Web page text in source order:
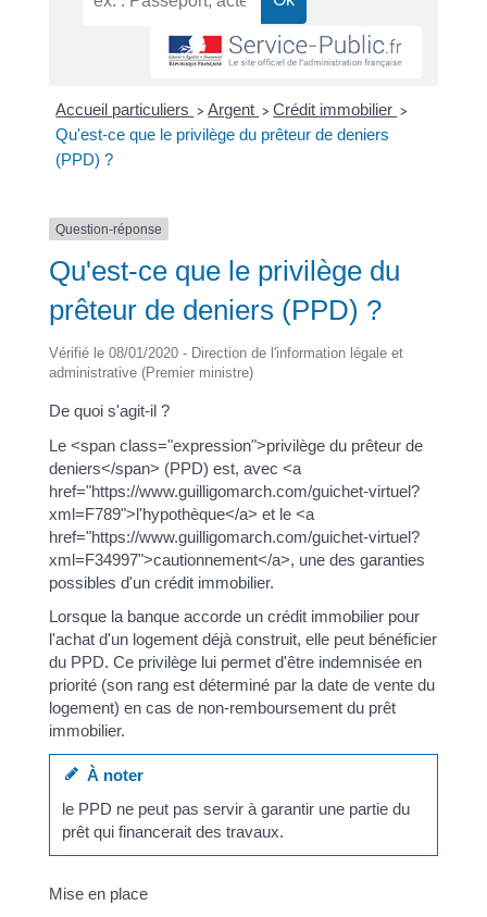
Accueil particuliers > Argent > Crédit immobilier >
Qu'est-ce que le privilège du prêteur de deniers
(PPD) ?
Question-réponse
Qu'est-ce que le privilège du
prêteur de deniers (PPD) ?
Vérifié le 08/01/2020 - Direction de l'information légale et
administrative (Premier ministre)
De quoi s'agit-il ?
Le <span class="expression">privilège du prêteur de
deniers</span> (PPD) est, avec <a
href="https://www.guilligomarch.com/guichet-virtuel?
xml=F789">l'hypothèque</a> et le <a
href="https://www.guilligomarch.com/guichet-virtuel?
xml=F34997">cautionnement</a>, une des garanties
possibles d'un crédit immobilier.
Lorsque la banque accorde un crédit immobilier pour
l'achat d'un logement déjà construit, elle peut bénéficier
du PPD. Ce privilège lui permet d'être indemnisée en
priorité (son rang est déterminé par la date de vente du
logement) en cas de non-remboursement du prêt
immobilier.
À noter
le PPD ne peut pas servir à garantir une partie du
prêt qui financerait des travaux.
Mise en place